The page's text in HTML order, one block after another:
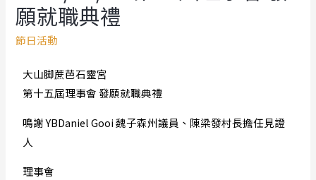
願就職典禮
節日活動
大山脚蔗芭石靈宮
第十五屆理事會 發願就職典禮
鳴謝 YBDaniel Gooi 魏子森州議員、陳梁發村長擔任見證
人
理事會